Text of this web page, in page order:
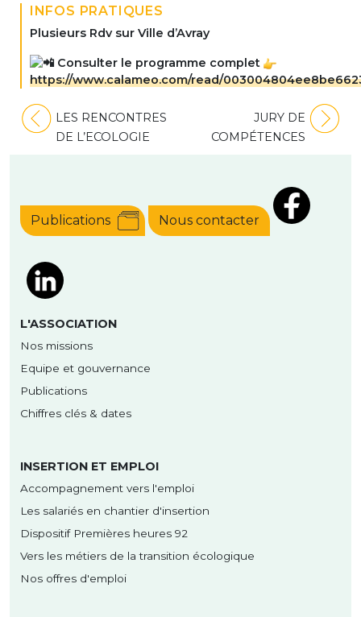
INFOS PRATIQUES
Plusieurs Rdv sur Ville d’Avray
Consulter le programme complet
https://www.calameo.com/read/
Navigation
de
LES RENCONTRES
DE L’ECOLOGIE
JURY DE
COMPÉTENCES
Publications Nous contacter
L'ASSOCIATION
Nos missions
Equipe et gouvernance
Publications
Chiffres clés & dates
INSERTION ET EMPLOI
Accompagnement vers l'emploi
Les salariés en chantier d'insertion
Dispositif Premières heures 92
Vers les métiers de la transition écologique
Nos offres d'emploi